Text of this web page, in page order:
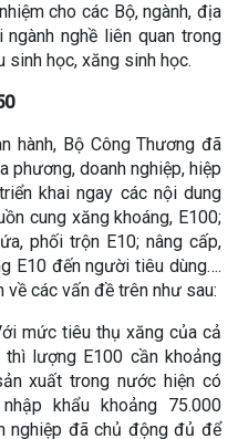
cho các Bộ, ngành, địa
ngành nghề liên quan trong
học, xăng sinh học.
hành, Bộ Công Thương đã
phương, doanh nghiệp, hiệp
khai ngay các nội dung
cung xăng khoáng, E100;
phối trộn E10; nâng cấp,
E10 đến người tiêu dùng….
các vấn đề trên như sau:
mức tiêu thụ xăng của cả
lượng E100 cần khoảng
xuất trong nước hiện có
khẩu khoảng 75.000
nghiệp đã chủ động đủ để